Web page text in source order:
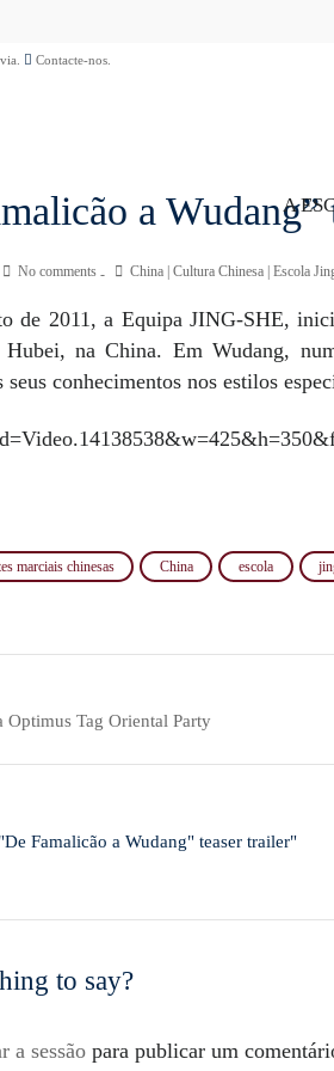
Contacte-nos.
A
a Wudang”
No comments China| Cultura Chinesa| Escola
de 2011, a Equipa JING-SHE,
na China. Em Wudang,
seus conhecimentos nos estilos
marciais chinesas China escola
Optimus Tag Oriental Party
Famalicão a Wudang" teaser trailer"
to say?
a sessãopara publicar um